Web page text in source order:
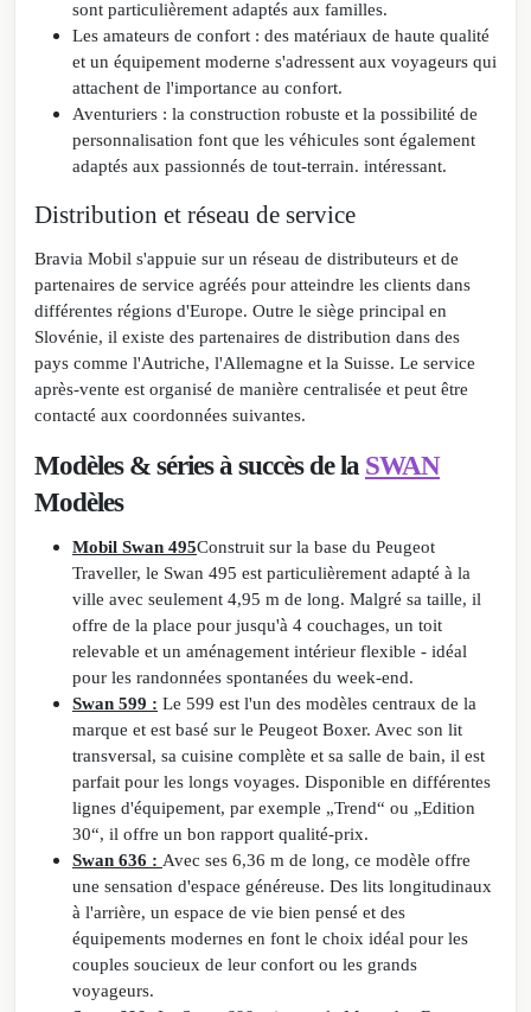
sont particulièrement adaptés aux familles.
Les amateurs de confort : des matériaux de haute qualité
et un équipement moderne s'adressent aux voyageurs qui
attachent de l'importance au confort.
Aventuriers : la construction robuste et la possibilité de
personnalisation font que les véhicules sont également
adaptés aux passionnés de tout-terrain. intéressant.
Distribution et réseau de service
Bravia Mobil s'appuie sur un réseau de distributeurs et de
partenaires de service agréés pour atteindre les clients dans
différentes régions d'Europe. Outre le siège principal en
Slovénie, il existe des partenaires de distribution dans des
pays comme l'Autriche, l'Allemagne et la Suisse. Le service
après-vente est organisé de manière centralisée et peut être
contacté aux coordonnées suivantes.
Modèles & séries à succès de la SWAN
Modèles
Mobil Swan 495Construit sur la base du Peugeot
Traveller, le Swan 495 est particulièrement adapté à la
ville avec seulement 4,95 m de long. Malgré sa taille, il
offre de la place pour jusqu'à 4 couchages, un toit
relevable et un aménagement intérieur flexible - idéal
pour les randonnées spontanées du week-end.
Swan 599 : Le 599 est l'un des modèles centraux de la
marque et est basé sur le Peugeot Boxer. Avec son lit
transversal, sa cuisine complète et sa salle de bain, il est
parfait pour les longs voyages. Disponible en différentes
lignes d'équipement, par exemple „Trend“ ou „Edition
30“, il offre un bon rapport qualité-prix.
Swan 636 : Avec ses 6,36 m de long, ce modèle offre
une sensation d'espace généreuse. Des lits longitudinaux
à l'arrière, un espace de vie bien pensé et des
équipements modernes en font le choix idéal pour les
couples soucieux de leur confort ou les grands
voyageurs.